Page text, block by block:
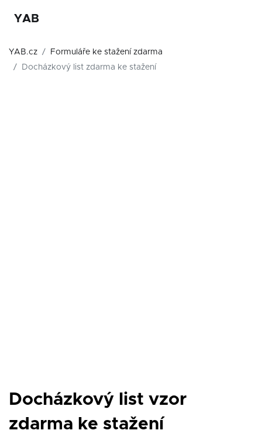
YAB
YAB.cz
Formuláře ke stažení zdarma
Docházkový list zdarma ke stažení
Docházkový list vzor
zdarma ke stažení